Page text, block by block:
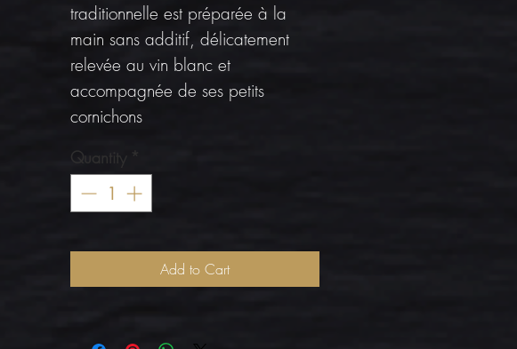
traditionnelle est préparée à la
main sans additif, délicatement
relevée au vin blanc et
accompagnée de ses petits
cornichons
Quantity
Add to Cart